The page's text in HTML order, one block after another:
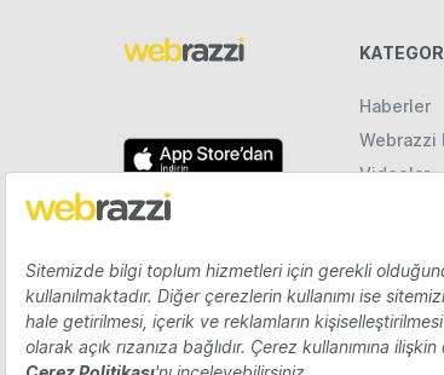
Haberler
Webrazzi
Videolar